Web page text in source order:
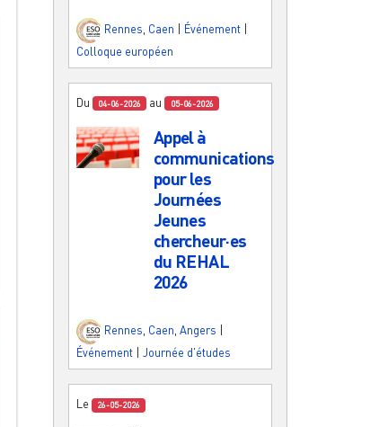
Rennes Caen Événement
Colloque européen
Du 04-06-2026 au 05-06-2026
Appel à
communications
pour les
Journées
Jeunes
chercheur·es
du REHAL
2026
Rennes, Caen, Angers
Événement
Journée d'études
Le 26-05-2026